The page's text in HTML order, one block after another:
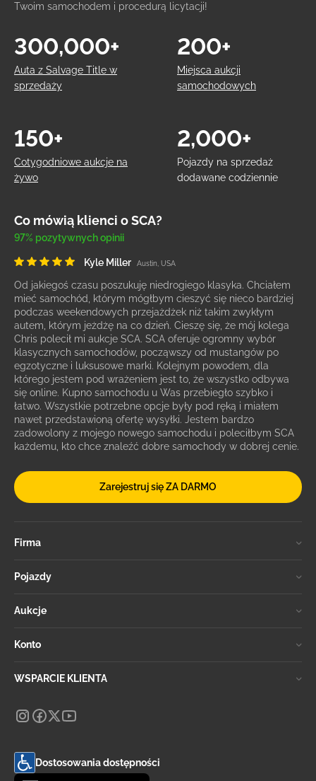
Twoim samochodem i procedurą licytacji!
Auta z Salvage Title w
sprzedaży
300,000+
Miejsca aukcji
samochodowych
200+
Cotygodniowe aukcje na
żywo
150+
Pojazdy na sprzedaż
dodawane codziennie
2,000+
Co mówią klienci o SCA?
97% pozytywnych opinii
Kyle Miller Austin, USA
Od jakiegoś czasu poszukuję niedrogiego klasyka. Chciałem
mieć samochód, którym mógłbym cieszyć się nieco bardziej
podczas weekendowych przejażdżek niż takim zwykłym
autem, którym jeżdżę na co dzień. Cieszę się, że mój kolega
Chris polecił mi aukcje SCA. SCA oferuje ogromny wybór
klasycznych samochodów, począwszy od mustangów po
egzotyczne i luksusowe marki. Kolejnym powodem, dla
którego jestem pod wrażeniem jest to, że wszystko odbywa
się online. Kupno samochodu u Was przebiegło szybko i
łatwo. Wszystkie potrzebne opcje były pod ręką i miałem
nawet przedstawioną ofertę wysyłki. Jestem bardzo
zadowolony z mojego nowego samochodu i poleciłbym SCA
każdemu, kto chce znaleźć dobre samochody w dobrej cenie.
Zarejestruj się ZA DARMO
Firma
Pojazdy
Aukcje
Konto
WSPARCIE KLIENTA
Dostosowania dostępności